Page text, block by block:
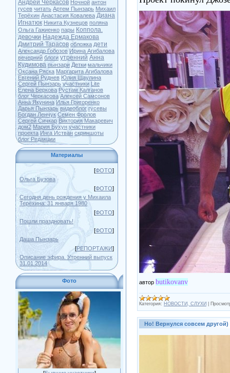
Андрей Черкасов Ночной антон
гусев читать Артем Пынзарь Михаил
Терёхин Анастасия Ковалева Диана
Игнатюк Никита Кузнецов поляна
Ольга Гажиенко пары Коппола.
девочки Надежда Ермакова
Дмитрий Тарасов обложка дети
Александр Гобозов Ирина Агибалова
вечерний блоги утренний Анна
Кудимова пынзари Детки мальчики
Оксана Ряска Маргарита Агибалова
Евгений Руднев Юлия Щаулина
Сергей Пынзарь участники Lite
Елена Беркова Рустам Калганов
блог Черкасова Алексей Самсонов
Анна Якунина Илья Григоренко
Дарья Пынзарь видеоблог гусевы
Богдан Ленчук Семен Фролов
Сергей Сичкар Виктория Макаревич
дом2 Мария Бухун участники
проекта Инга Истван скриншоты
блог Редакции
Материалы
[ФОТО]
Ольга Бузова
[ФОТО]
Сегодня день рождения у Михаила
Терёхина: 31 января 1980
[ФОТО]
Пошли праздновать!
[ФОТО]
Даша Пынзарь
[РЕПОРТАЖИ]
Описание эфира. Утренний выпуск
31.01.2014
Фото автор butikovanv
Категория: НОВОСТИ, СЛУХИ
Но! Вернулся совсем другой)